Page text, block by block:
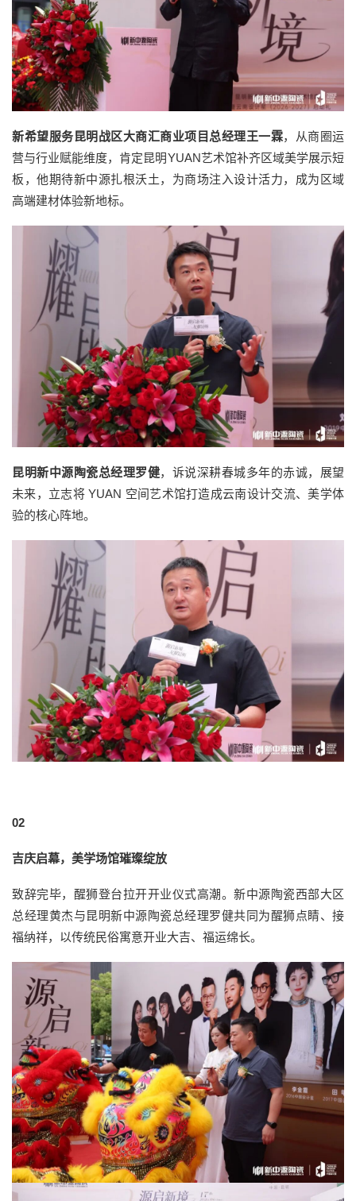
新希望服务昆明战区大商汇商业项目总经理王一霖，从商圈运
营与行业赋能维度，肯定昆明YUAN艺术馆补齐区域美学展示短
板，他期待新中源扎根沃土，为商场注入设计活力，成为区域
高端建材体验新地标。
昆明新中源陶瓷总经理罗健，诉说深耕春城多年的赤诚，展望
未来，立志将 YUAN 空间艺术馆打造成云南设计交流、美学体
验的核心阵地。
02
吉庆启幕，美学场馆璀璨绽放
致辞完毕，醒狮登台拉开开业仪式高潮。新中源陶瓷西部大区
总经理黄杰与昆明新中源陶瓷总经理罗健共同为醒狮点睛、接
福纳祥，以传统民俗寓意开业大吉、福运绵长。